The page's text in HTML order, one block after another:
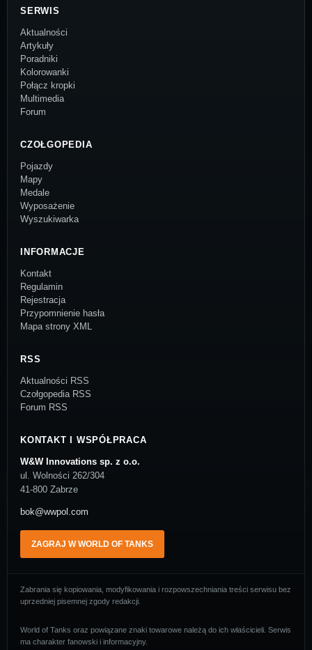
SERWIS
Aktualności
Artykuły
Poradniki
Kolorowanki
Połącz kropki
Multimedia
Forum
CZOŁGOPEDIA
Pojazdy
Mapy
Medale
Wyposażenie
Wyszukiwarka
INFORMACJE
Kontakt
Regulamin
Rejestracja
Przypomnienie hasła
Mapa strony XML
RSS
Aktualności RSS
Czołgopedia RSS
Forum RSS
KONTAKT I WSPÓŁPRACA
W&W Innovations sp. z o.o.
ul. Wolności 262/304
41-800 Zabrze
bok@wwpol.com
ZAGRAJ W WORLD OF TANKS
Zabrania się kopiowania, modyfikowania i rozpowszechniania treści serwisu bez
uprzedniej pisemnej zgody redakcji.
World of Tanks oraz powiązane znaki towarowe należą do ich właścicieli. Serwis
ma charakter fanowski i informacyjny.